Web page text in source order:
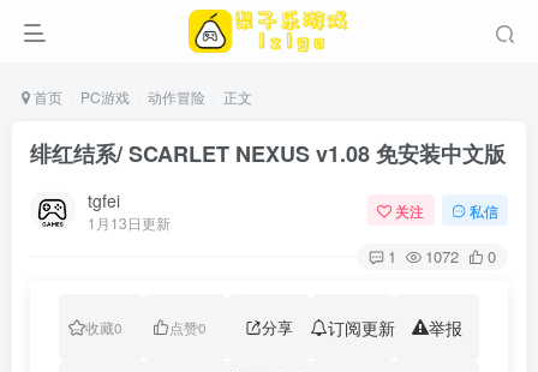
首页 PC游戏 动作冒险 正文
绯红结系/ SCARLET NEXUS v1.08 免安装中文版
tgfei
1月13日更新
关注 私信
1 1072 0
收藏0 点赞0 分享 订阅更新 举报